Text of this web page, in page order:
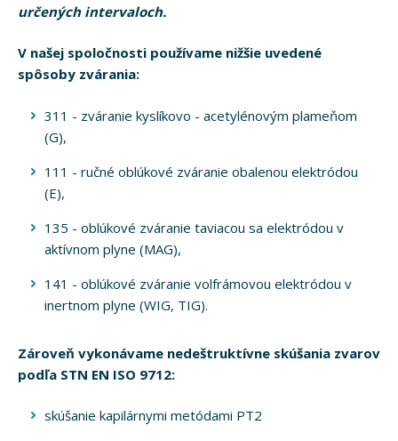
určených intervaloch.
V našej spoločnosti používame nižšie uvedené
spôsoby zvárania:
311 - zváranie kyslíkovo - acetylénovým plameňom
(G),
111 - ručné oblúkové zváranie obalenou elektródou
(E),
135 - oblúkové zváranie taviacou sa elektródou v
aktívnom plyne (MAG),
141 - oblúkové zváranie volfrámovou elektródou v
inertnom plyne (WIG, TIG).
Zároveň vykonávame nedeštruktívne skúšania zvarov
podľa STN EN ISO 9712:
skúšanie kapilárnymi metódami PT2